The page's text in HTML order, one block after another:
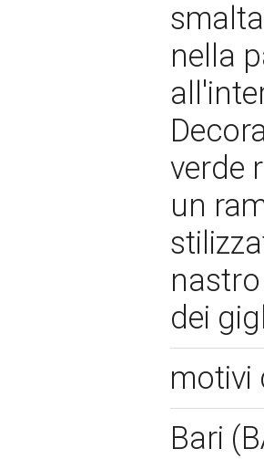
nella
verde
un
dei
motivi
Bari